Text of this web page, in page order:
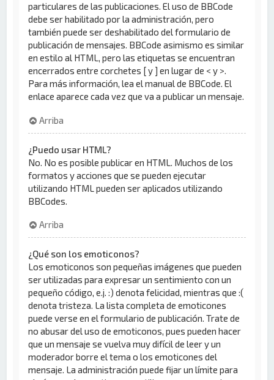
particulares de las publicaciones. El uso de BBCode
debe ser habilitado por la administración, pero
también puede ser deshabilitado del formulario de
publicación de mensajes. BBCode asimismo es similar
en estilo al HTML, pero las etiquetas se encuentran
encerrados entre corchetes [ y ] en lugar de < y >.
Para más información, lea el manual de BBCode. El
enlace aparece cada vez que va a publicar un mensaje.
Arriba
¿Puedo usar HTML?
No. No es posible publicar en HTML. Muchos de los
formatos y acciones que se pueden ejecutar
utilizando HTML pueden ser aplicados utilizando
BBCodes.
Arriba
¿Qué son los emoticonos?
Los emoticonos son pequeñas imágenes que pueden
ser utilizadas para expresar un sentimiento con un
pequeño código, e.j. :) denota felicidad, mientras que :(
denota tristeza. La lista completa de emoticones
puede verse en el formulario de publicación. Trate de
no abusar del uso de emoticonos, pues pueden hacer
que un mensaje se vuelva muy difícil de leer y un
moderador borre el tema o los emoticones del
mensaje. La administración puede fijar un límite para